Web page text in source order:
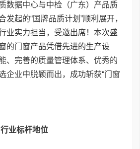
数据中心与中检（广东）产品质
发起的“国牌品质计划”顺利展开，
业实力担当，受邀出席！本次盛
的门窗产品凭借先进的生产设
、完善的质量管理体系、优秀的
企业中脱颖而出，成功斩获“门窗
业标杆地位